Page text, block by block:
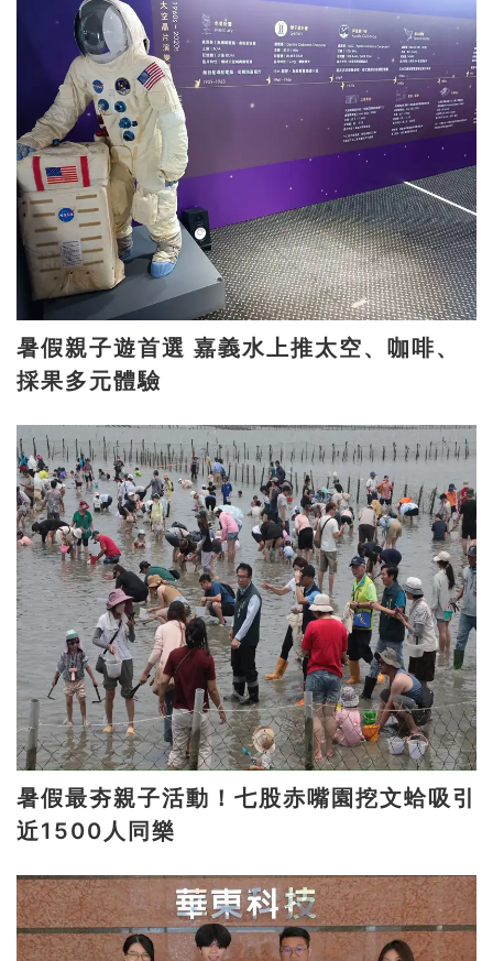
暑假親子遊首選 嘉義水上推太空、咖啡、
採果多元體驗
暑假最夯親子活動！七股赤嘴園挖文蛤吸引
近1500人同樂